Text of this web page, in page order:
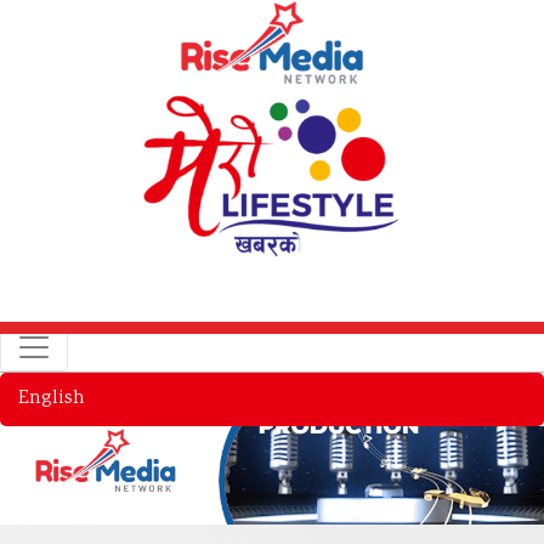
English